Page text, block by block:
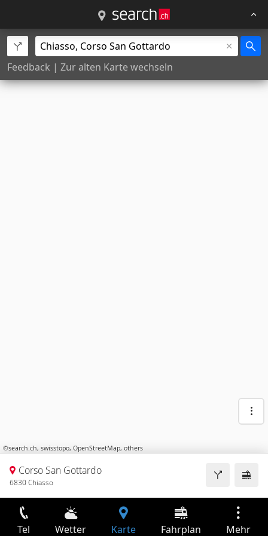
Feedback | Zur alten Karte wechseln
©search.ch, swisstopo, OpenStreetMap, others
Corso San Gottardo
6830 Chiasso
Tel Wetter Karte Fahrplan Mehr